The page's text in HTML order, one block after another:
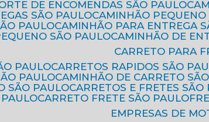
DE ENCOMENDAS SÃO PAULO
SÃO PAULO
CAMINHÃO
PAULO
CAMINHÃO PARA ENTREGA
SÃO PAULO
CAMINHÃO DE
CARRETO PARA
PAULO
CARRETOS RAPIDOS SÃO
PAULO
CAMINHÃO DE CARRETO
SÃO PAULO
CARRETOS E FRETES
PAULO
CARRETO FRETE SÃO PAULO
EMPRESAS DE